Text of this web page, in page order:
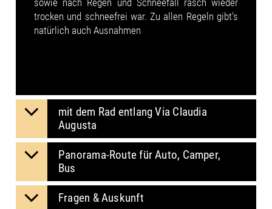
trocken und schneefrei war. Zu allen Regeln gibt's
natürlich auch Ausnahmen
mit dem Rad entlang Via Claudia
Augusta
Panorama-Route für Auto, Camper,
Bus
Fragen & Auskunft